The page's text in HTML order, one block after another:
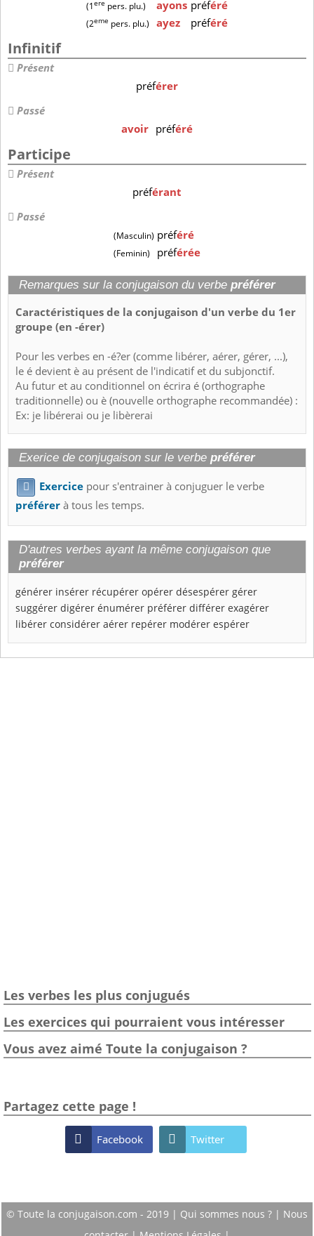
(1ere pers. plu.) ayons préféré
(2eme pers. plu.) ayez préféré
Infinitif
Présent
préférer
Passé
avoir préféré
Participe
Présent
préférant
Passé
(Masculin) préféré
(Feminin) préférée
Remarques sur la conjugaison du verbe préférer
Caractéristiques de la conjugaison d'un verbe du 1er
groupe (en -érer)
Pour les verbes en -é?er (comme libérer, aérer, gérer, ...),
le é devient è au présent de l'indicatif et du subjonctif.
Au futur et au conditionnel on écrira é (orthographe
traditionnelle) ou è (nouvelle orthographe recommandée) :
Ex: je libérerai ou je libèrerai
Exerice de conjugaison sur le verbe préférer
 Exercice pour s'entrainer à conjuguer le verbe
préférerà tous les temps.
D'autres verbes ayant la même conjugaison que
préférer
générer insérer récupérer opérer désespérer gérer
suggérer digérer énumérer préférer différer exagérer
libérer considérer aérer repérer modérer espérer
Les verbes les plus conjugués
Les exercices qui pourraient vous intéresser
Vous avez aimé Toute la conjugaison ?
Partagez cette page !
 Facebook  Twitter
© Toute la conjugaison.com - 2019 | Qui sommes nous ? | Nous